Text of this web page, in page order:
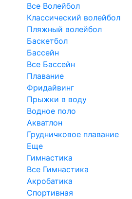
Все Волейбол
Классический волейбол
Пляжный волейбол
Баскетбол
Бассейн
Все Бассейн
Плавание
Фридайвинг
Прыжки в воду
Водное поло
Акватлон
Грудничковое плавание
Еще
Гимнастика
Все Гимнастика
Акробатика
Спортивная